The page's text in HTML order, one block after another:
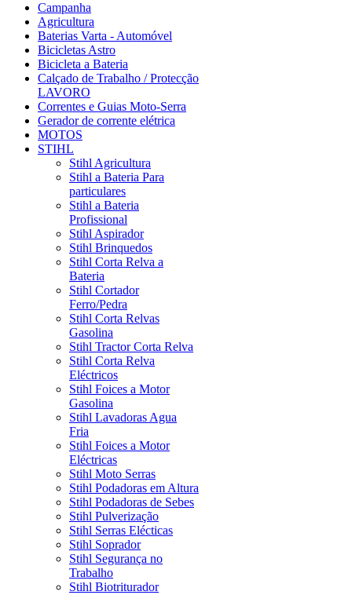
Campanha
Agricultura
Baterias Varta - Automóvel
Bicicletas Astro
Bicicleta a Bateria
Calçado de Trabalho / Protecção
LAVORO
Correntes e Guias Moto-Serra
Gerador de corrente elétrica
MOTOS
STIHL
Stihl Agricultura
Stihl a Bateria Para
particulares
Stihl a Bateria
Profissional
Stihl Aspirador
Stihl Brinquedos
Stihl Corta Relva a
Bateria
Stihl Cortador
Ferro/Pedra
Stihl Corta Relvas
Gasolina
Stihl Tractor Corta Relva
Stihl Corta Relva
Eléctricos
Stihl Foices a Motor
Gasolina
Stihl Lavadoras Agua
Fria
Stihl Foices a Motor
Eléctricas
Stihl Moto Serras
Stihl Podadoras em Altura
Stihl Podadoras de Sebes
Stihl Pulverização
Stihl Serras Elécticas
Stihl Soprador
Stihl Segurança no
Trabalho
Stihl Biotriturador